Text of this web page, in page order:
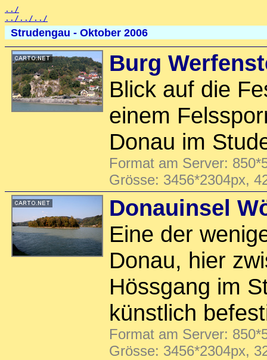
../
../../../
Strudengau - Oktober 2006
Burg
Blick auf die
einem
Donau im
Format am Server:
Grösse: 3456*2304px,
Donauinsel
Eine der
Donau, hier
Hössgang im
künstlich
Format am Server:
Grösse: 3456*2304px,